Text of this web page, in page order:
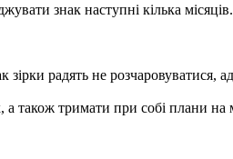
знак наступні кілька місяців.
радять не розчаровуватися,
також тримати при собі плани на